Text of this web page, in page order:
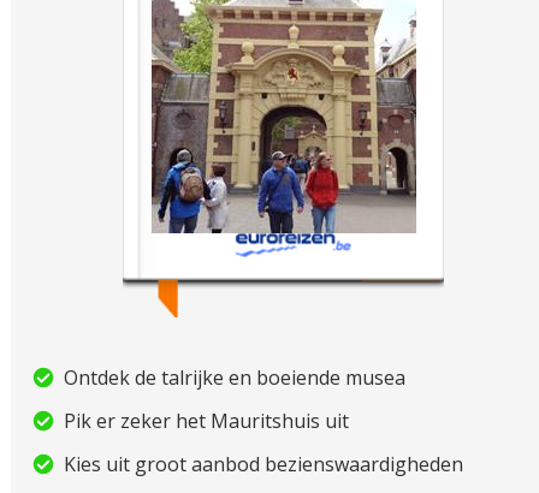
Ontdek de talrijke en boeiende musea
Pik er zeker het Mauritshuis uit
Kies uit groot aanbod bezienswaardigheden